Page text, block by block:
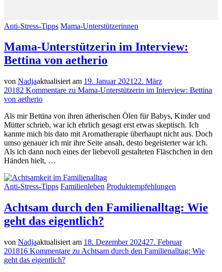
Anti-Stress-Tipps Mama-Unterstützerinnen
Mama-Unterstützerin im Interview:
Bettina von aetherio
von Nadjaaktualisiert am 19. Januar 2021 22. März
20182 Kommentare zu Mama-Unterstützerin im Interview: Bettina
von aetherio
Als mir Bettina von ihren ätherischen Ölen für Babys, Kinder und
Mütter schrieb, war ich ehrlich gesagt erst etwas skeptisch. Ich
kannte mich bis dato mit Aromatherapie überhaupt nicht aus. Doch
umso genauer ich mir ihre Seite ansah, desto begeisterter war ich.
Als ich dann noch eines der liebevoll gestalteten Fläschchen in den
Händen hielt, …
Anti-Stress-Tipps Familienleben Produktempfehlungen
Achtsam durch den Familienalltag: Wie
geht das eigentlich?
von Nadjaaktualisiert am 18. Dezember 202427. Februar
201816 Kommentare zu Achtsam durch den Familienalltag: Wie
geht das eigentlich?